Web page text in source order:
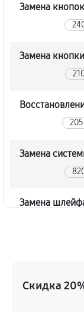
Замена
Замена
Замена
Замена
Замена
Скидка